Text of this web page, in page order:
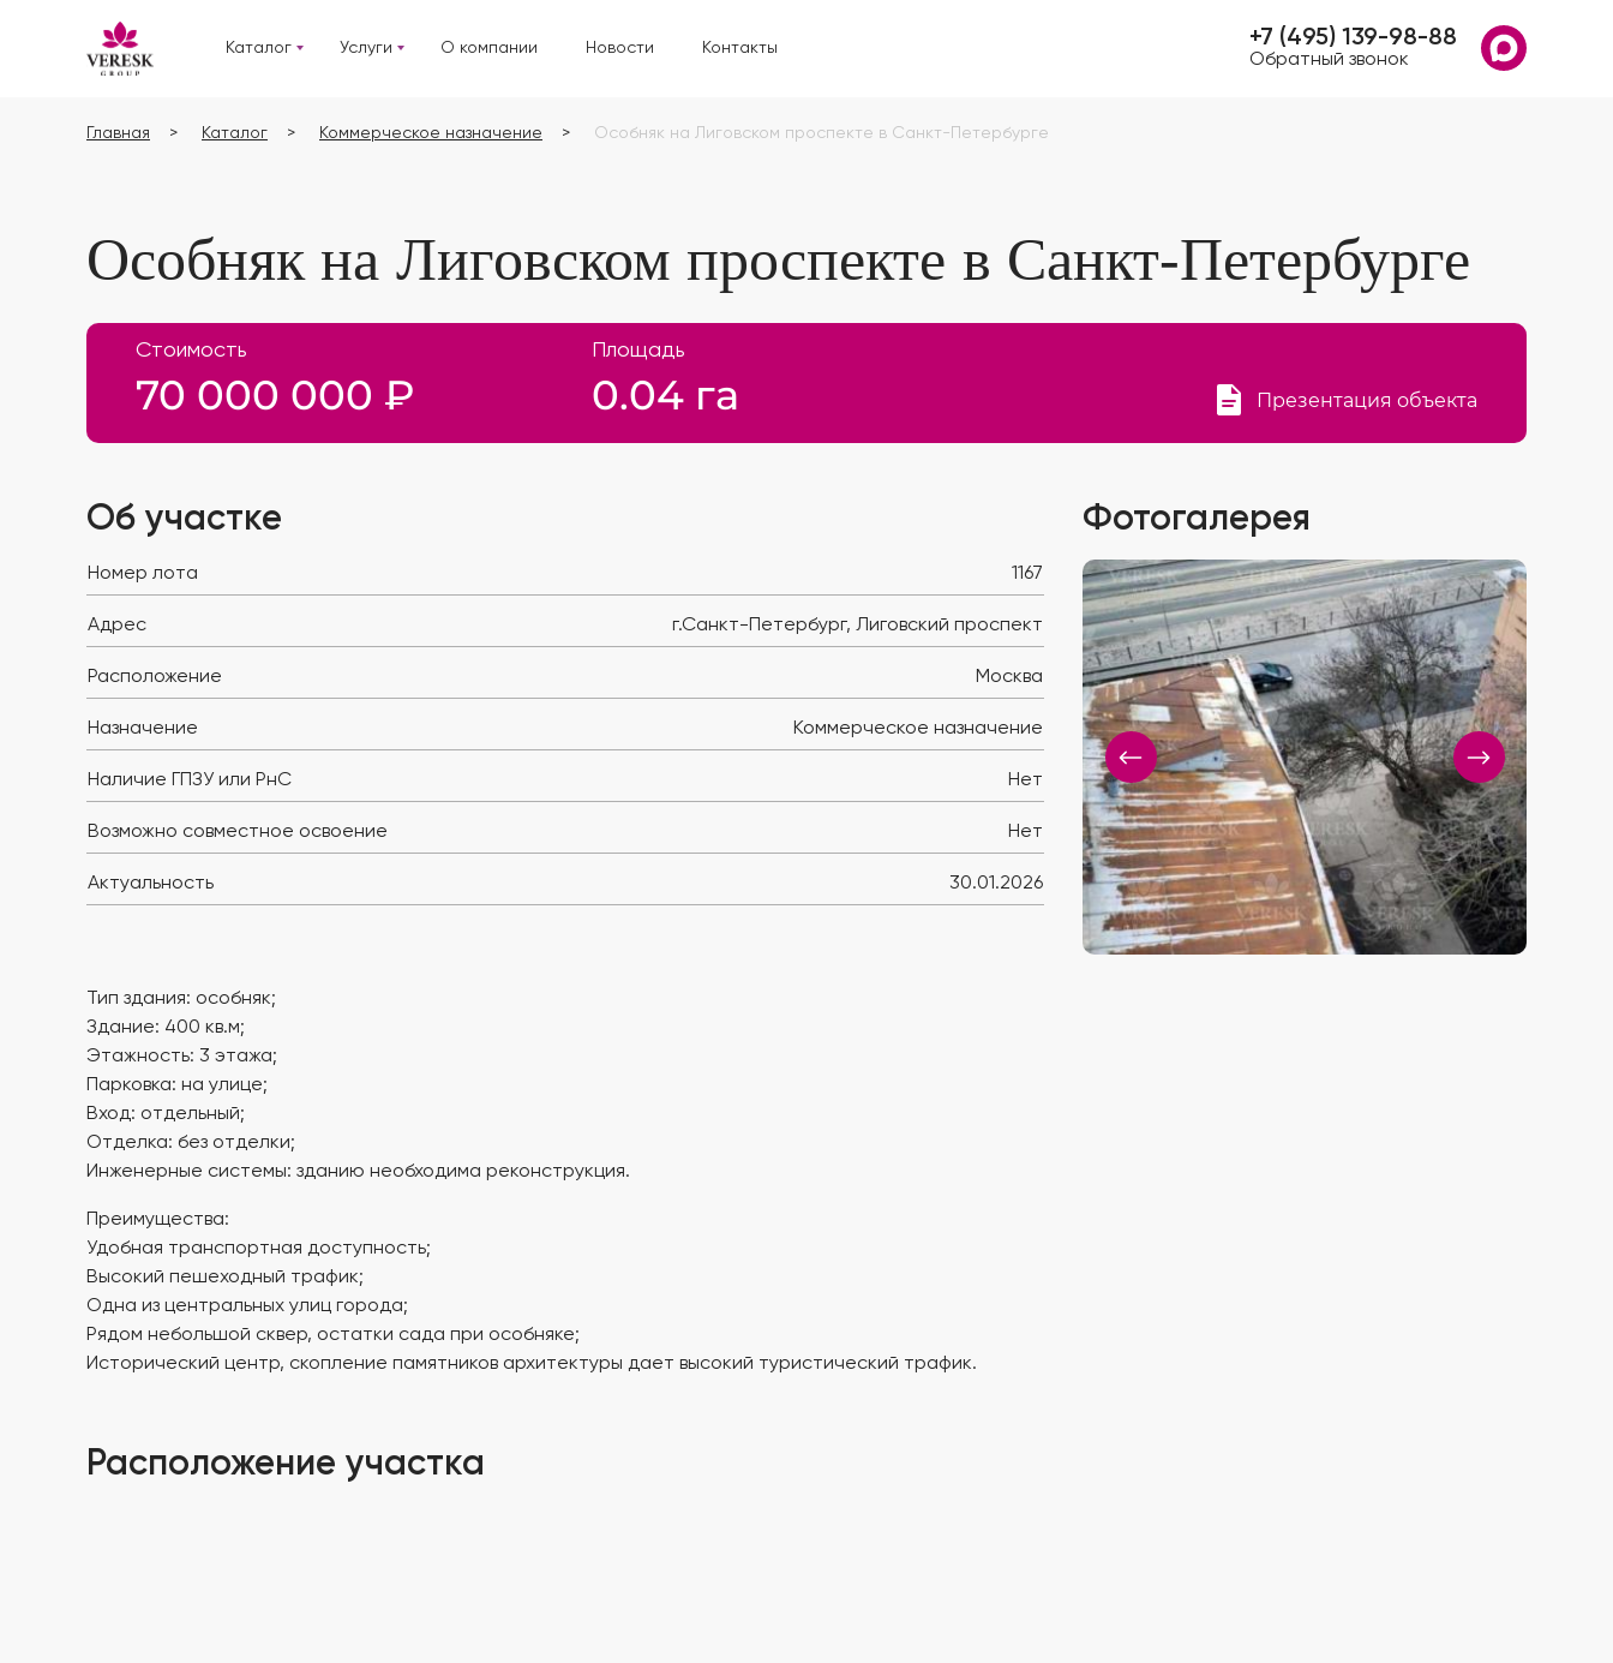
Каталог Услуги О компании Новости Контакты +7 (495) 139-98-88
Обратный звонок
Главная Каталог Коммерческое назначение Особняк на Лиговском проспекте в Санкт-Петербурге
Особняк на Лиговском проспекте в Санкт-Петербурге
Стоимость
70 000 000 ₽
Площадь
0.04 га Презентация объекта
Об участке
Номер лота 1167
Адрес г.Санкт-Петербург, Лиговский проспект
Расположение Москва
Назначение Коммерческое назначение
Наличие ГПЗУ или РнС Нет
Возможно совместное освоение Нет
Актуальность 30.01.2026
Тип здания: особняк;
Здание: 400 кв.м;
Этажность: 3 этажа;
Парковка: на улице;
Вход: отдельный;
Отделка: без отделки;
Инженерные системы: зданию необходима реконструкция.
Преимущества:
Удобная транспортная доступность;
Высокий пешеходный трафик;
Одна из центральных улиц города;
Рядом небольшой сквер, остатки сада при особняке;
Исторический центр, скопление памятников архитектуры дает высокий туристический трафик.
Фотогалерея
Расположение участка